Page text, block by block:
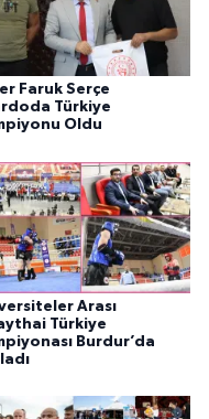
Faruk Serçe
Türkiye
Oldu
Arası
Türkiye
Burdur’da